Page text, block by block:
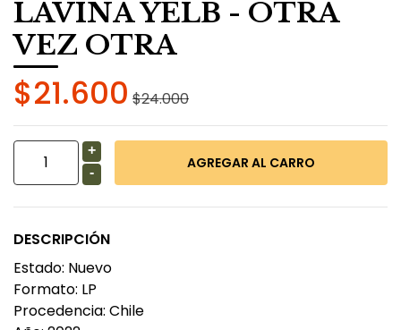
LAVINA YELB - OTRA
VEZ OTRA
$21.600 $24.000
+
-
DESCRIPCIÓN
Estado: Nuevo
Formato: LP
Procedencia: Chile